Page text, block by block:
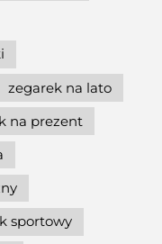
zegarek na lato
na prezent
sportowy